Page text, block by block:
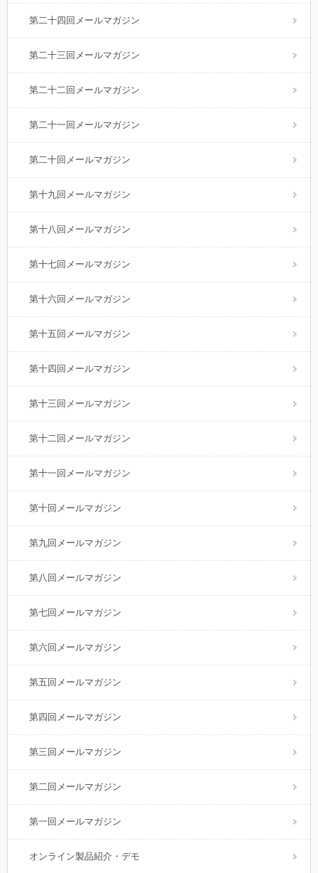
第二十四回メールマガジン
第二十三回メールマガジン
第二十二回メールマガジン
第二十一回メールマガジン
第二十回メールマガジン
第十九回メールマガジン
第十八回メールマガジン
第十七回メールマガジン
第十六回メールマガジン
第十五回メールマガジン
第十四回メールマガジン
第十三回メールマガジン
第十二回メールマガジン
第十一回メールマガジン
第十回メールマガジン
第九回メールマガジン
第八回メールマガジン
第七回メールマガジン
第六回メールマガジン
第五回メールマガジン
第四回メールマガジン
第三回メールマガジン
第二回メールマガジン
第一回メールマガジン
オンライン製品紹介・デモ